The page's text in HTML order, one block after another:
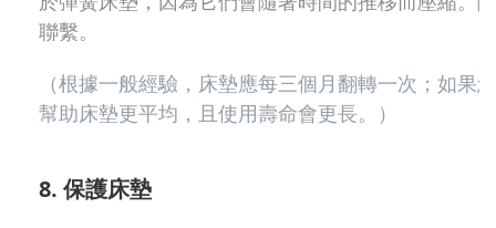
聯繫。
（根據一般經驗，床墊應每三個月翻轉一次；如
幫助床墊更平均，且使用壽命會更長。）
8. 保護床墊